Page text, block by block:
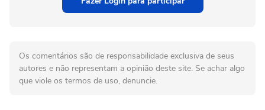
Os comentários são de responsabilidade exclusiva de seus
autores e não representam a opinião deste site. Se achar algo
que viole os termos de uso, denuncie.